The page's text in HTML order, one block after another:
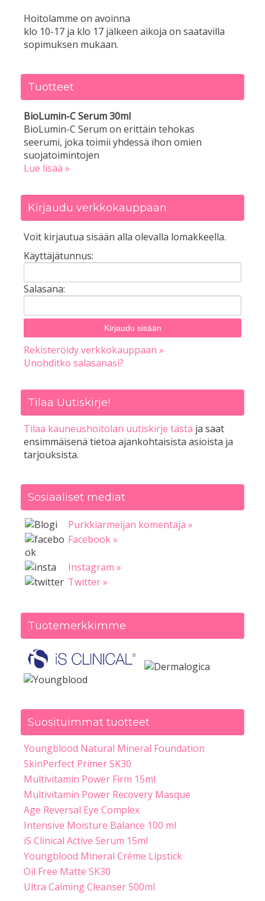
Hoitolamme on avoinna
klo 10-17 ja klo 17 jälkeen aikoja on saatavilla
sopimuksen mukaan.
Tuotteet
BioLumin-C Serum 30ml
BioLumin-C Serum on erittäin tehokas
seerumi, joka toimii yhdessä ihon omien
suojatoimintojen
Lue lisää »
Kirjaudu verkkokauppaan
Voit kirjautua sisään alla olevalla lomakkeella.
Käyttäjätunnus:
Salasana:
Rekisteröidy verkkokauppaan »
Unohditko salasanasi?
Tilaa Uutiskirje!
Tilaa kauneushoitolan uutiskirje tästä ja saat
ensimmäisenä tietoa ajankohtaisista asioista ja
tarjouksista.
Sosiaaliset mediat
Purkkiarmeijan komentaja »
Facebook »
Instagram »
Twitter »
Tuotemerkkimme
Suosituimmat tuotteet
Youngblood Natural Mineral Foundation
SkinPerfect Primer SK30
Multivitamin Power Firm 15ml
Multivitamin Power Recovery Masque
Age Reversal Eye Complex
Intensive Moisture Balance 100 ml
iS Clinical Active Serum 15ml
Youngblood Mineral Créme Lipstick
Oil Free Matte SK30
Ultra Calming Cleanser 500ml